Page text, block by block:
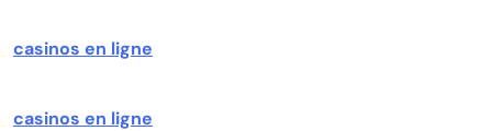
casinos en ligne
casinos en ligne